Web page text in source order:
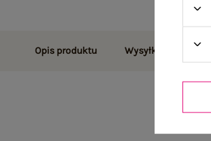
Opis produktu Wysyłka i dostawa